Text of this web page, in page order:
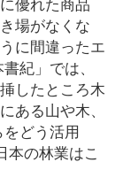
場がなくな
に間違ったエ
紀」では、
したところ木
ある山や木、
どう活用
本の林業はこ